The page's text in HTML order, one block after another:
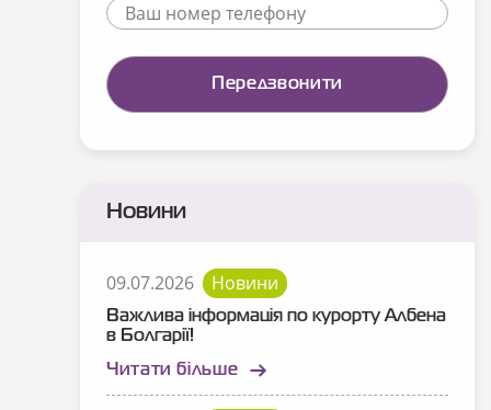
Новини
09.07.2026 Новини
Важлива інформація по курорту Албена
в Болгарії!
Читати більше